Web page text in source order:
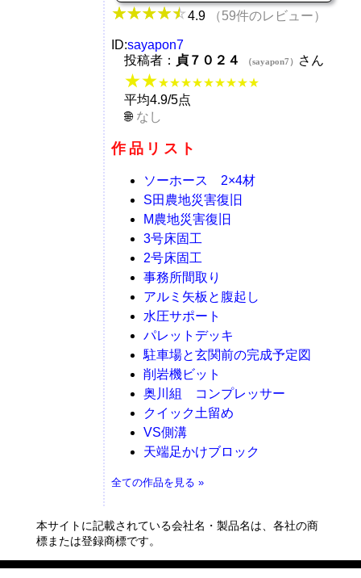
4.9 （59件のレビュー）
ID:sayapon7
投稿者： 貞７０２４ （sayapon7） さん
★★★★★★★★★★★
平均4.9/5点
なし
作品リスト
ソーホース 2×4材
S田農地災害復旧
M農地災害復旧
3号床固工
2号床固工
事務所間取り
アルミ矢板と腹起し
水圧サポート
パレットデッキ
駐車場と玄関前の完成予定図
削岩機ビット
奥川組 コンプレッサー
クイック土留め
VS側溝
天端足かけブロック
全ての作品を見る »
本サイトに記載されている会社名・製品名は、各社の商
標または登録商標です。